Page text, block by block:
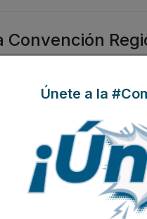
que se celebrará por
Patrocinador Platino,
de este foro tecnológico
a profesionales del
para cualquier
nuestro entorno.
Únete a la